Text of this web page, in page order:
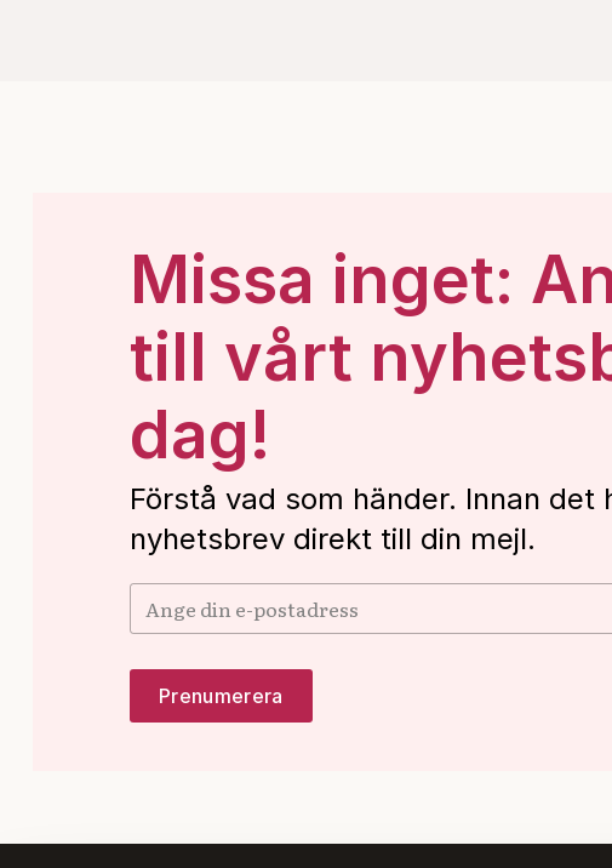
Missa inget:
till vårt
dag!
Förstå vad som händer. Innan det
nyhetsbrev direkt till din mejl.